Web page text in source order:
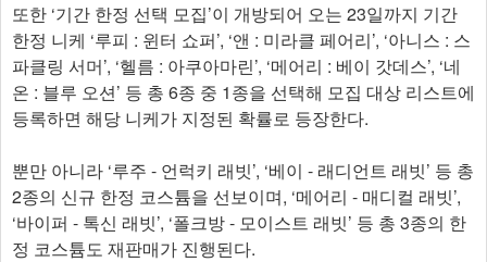
또한 ‘기간 한정 선택 모집’이 개방되어 오는 23일까지 기간
한정 니케 ‘루피 : 윈터 쇼퍼’, ‘앤 : 미라클 페어리’, ‘아니스 : 스
파클링 서머’, ‘헬름 : 아쿠아마린’, ‘메어리 : 베이 갓데스’, ‘네
온 : 블루 오션’ 등 총 6종 중 1종을 선택해 모집 대상 리스트에
등록하면 해당 니케가 지정된 확률로 등장한다.
뿐만 아니라 ‘루주 - 언럭키 래빗’, ‘베이 - 래디언트 래빗’ 등 총
2종의 신규 한정 코스튬을 선보이며, ‘메어리 - 매디컬 래빗’,
‘바이퍼 - 톡신 래빗’, ‘폴크방 - 모이스트 래빗’ 등 총 3종의 한
정 코스튬도 재판매가 진행된다.